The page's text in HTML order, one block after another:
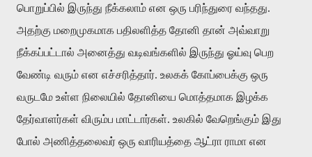
பொறுப்பில் இருந்து நீக்கலாம் என ஒரு பரிந்துரை வந்தது.
அதற்கு மறைமுகமாக பதிலளித்த தோனி தான் அவ்வாறு
நீக்கப்பட்டால் அனைத்து வடிவங்களில் இருந்து ஓய்வு பெற
வேண்டி வரும் என எச்சரித்தார். உலகக் கோப்பைக்கு ஒரு
வருடமே உள்ள நிலையில் தோனியை மொத்தமாக இழக்க
தேர்வாளர்கள் விரும்ப மாட்டார்கள். உலகில் வேறெங்கும் இது
போல் அணித்தலைவர் ஒரு வாரியத்தை ஆட்ரா ராமா என